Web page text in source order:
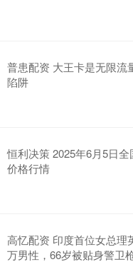
普患配资 大王卡是无限流
陷阱
恒利决策 2025年6月5日
价格行情
高忆配资 印度首位女总理
万男性，66岁被贴身警卫